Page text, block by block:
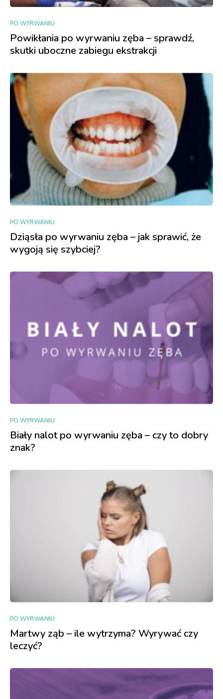
PO WYRWANIU
Powikłania po wyrwaniu zęba – sprawdź,
skutki uboczne zabiegu ekstrakcji
PO WYRWANIU
Dziąsła po wyrwaniu zęba – jak sprawić, że
wygoją się szybciej?
PO WYRWANIU
Biały nalot po wyrwaniu zęba – czy to dobry
znak?
PO WYRWANIU
Martwy ząb – ile wytrzyma? Wyrywać czy
leczyć?